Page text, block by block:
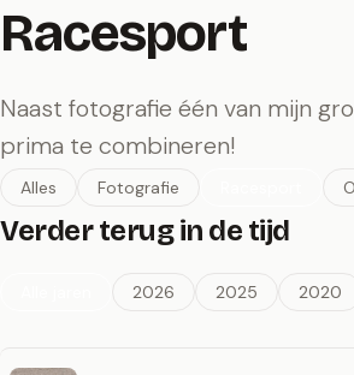
Racesport
Naast fotografie één van mijn
prima te combineren!
Alles Fotografie
Verder terug in de tijd
2026 2025 2020